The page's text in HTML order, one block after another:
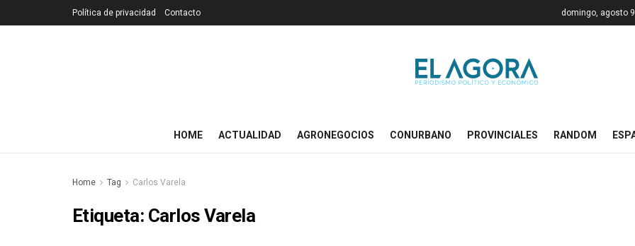
Política de privacidad Contacto domingo, agosto
HOME ACTUALIDAD AGRONEGOCIOS CONURBANO PROVINCIALES RANDOM
Home Tag Carlos Varela
Etiqueta: Carlos Varela